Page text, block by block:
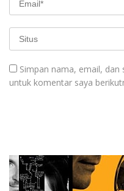
Simpan nama, email,
untuk komentar saya